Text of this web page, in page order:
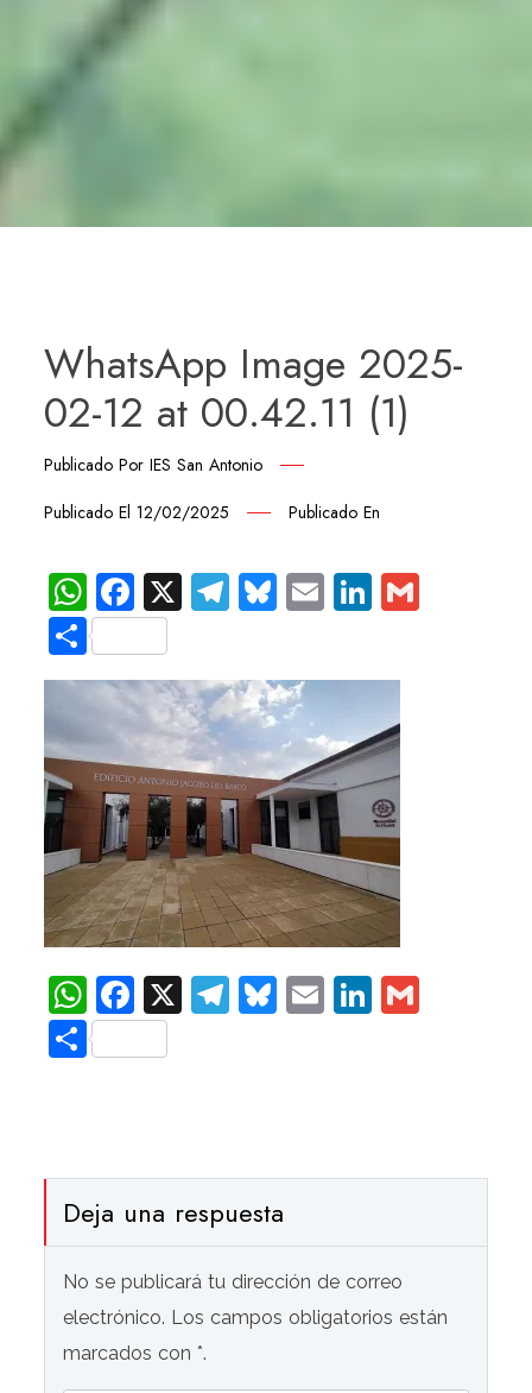
WhatsApp Image 2025-
02-12 at 00.42.11 (1)
Publicado PorIES San Antonio
Publicado El12/02/2025 Publicado En
WhatsApp
Facebook
X Telegram
Bluesky
EmailLinkedIn
Compartir
WhatsApp
Facebook
X Telegram
Bluesky
EmailLinkedIn
Compartir
Deja una respuesta
No se publicará tu dirección de correo
electrónico. Los campos obligatorios están
marcados con *.